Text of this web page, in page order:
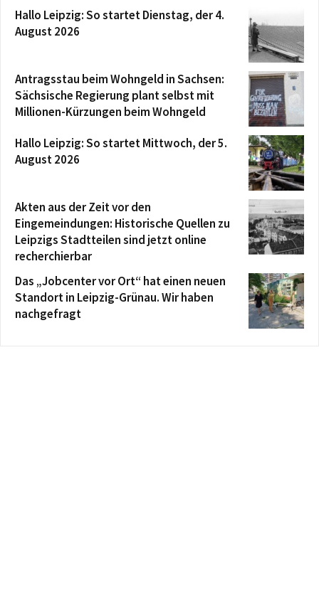
Hallo Leipzig: So startet Dienstag, der 4.
August 2026
Antragsstau beim Wohngeld in Sachsen:
Sächsische Regierung plant selbst mit
Millionen-Kürzungen beim Wohngeld
Hallo Leipzig: So startet Mittwoch, der 5.
August 2026
Akten aus der Zeit vor den
Eingemeindungen: Historische Quellen zu
Leipzigs Stadtteilen sind jetzt online
recherchierbar
Das „Jobcenter vor Ort“ hat einen neuen
Standort in Leipzig-Grünau. Wir haben
nachgefragt